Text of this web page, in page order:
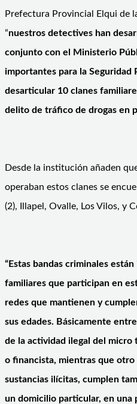
Prefectura Provincial Elqui de
“nuestros detectives han
conjunto con el Ministerio
importantes para la Seguridad
desarticular 10 clanes
delito de tráfico de drogas en
Desde la institución añaden
operaban estos clanes se
(2), Illapel, Ovalle, Los Vilos, y
“Estas bandas criminales
familiares que participan en
redes que mantienen y
sus edades. Básicamente
de la actividad ilegal del
o financista, mientras que
sustancias ilícitas, cumplen
un domicilio particular, en una